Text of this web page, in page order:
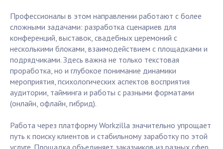
Профессионалы в этом направлении работают с более
сложными задачами: разработка сценариев для
конференций, выставок, свадебных церемоний с
несколькими блоками, взаимодействием с площадками и
подрядчиками. Здесь важна не только текстовая
проработка, но и глубокое понимание динамики
мероприятия, психологических аспектов восприятия
аудитории, тайминга и работы с разными форматами
(онлайн, офлайн, гибрид).
Работа через платформу Workzilla значительно упрощает
путь к поиску клиентов и стабильному заработку по этой